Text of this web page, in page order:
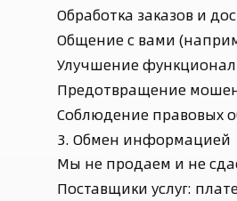
Обработка заказов и
Общение с вами
Улучшение
Предотвращение
Соблюдение правовых
3. Обмен информацией
Мы не продаем и не
Поставщики услуг: